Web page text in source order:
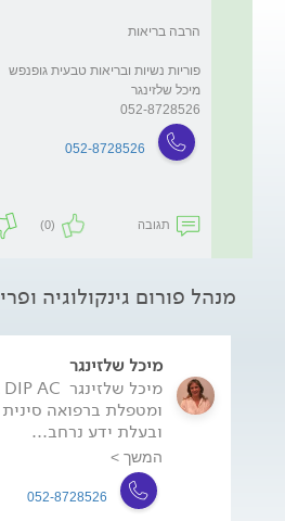
052-8728526
052-8728526
תגובה (0)
מנהל פורום גינקולוגיה
מיכל שלזינגר
ומטפלת ברפואה סינית
ובעלת ידע נרחב...
המשך >
052-8728526